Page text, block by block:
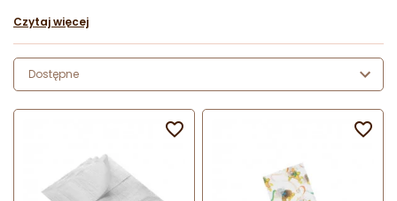
Czytaj więcej
Dostępne
 